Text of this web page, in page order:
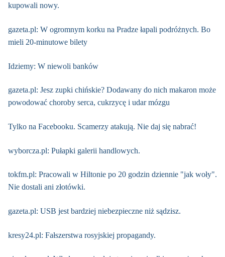
kupowali nowy.
gazeta.pl: W ogromnym korku na Pradze łapali podróżnych. Bo
mieli 20-minutowe bilety
Idziemy: W niewoli banków
gazeta.pl: Jesz zupki chińskie? Dodawany do nich makaron może
powodować choroby serca, cukrzycę i udar mózgu
Tylko na Facebooku. Scamerzy atakują. Nie daj się nabrać!
wyborcza.pl: Pułapki galerii handlowych.
tokfm.pl: Pracowali w Hiltonie po 20 godzin dziennie "jak woły".
Nie dostali ani złotówki.
gazeta.pl: USB jest bardziej niebezpieczne niż sądzisz.
kresy24.pl: Fałszerstwa rosyjskiej propagandy.